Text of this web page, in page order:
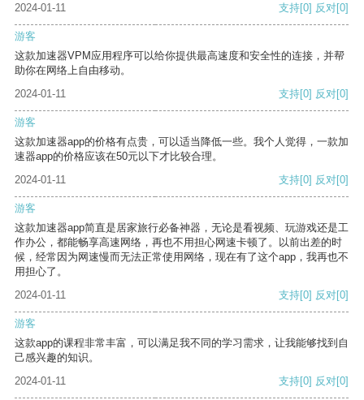
2024-01-11 支持[0] 反对[0]
游客
这款加速器VPM应用程序可以给你提供最高速度和安全性的连接，并帮
助你在网络上自由移动。
2024-01-11
支持[0] 反对[0]
游客
这款加速器app的价格有点贵，可以适当降低一些。我个人觉得，一款加
速器app的价格应该在50元以下才比较合理。
2024-01-11
支持[0] 反对[0]
游客
这款加速器app简直是居家旅行必备神器，无论是看视频、玩游戏还是工
作办公，都能畅享高速网络，再也不用担心网速卡顿了。以前出差的时
候，经常因为网速慢而无法正常使用网络，现在有了这个app，我再也不
用担心了。
2024-01-11
支持[0] 反对[0]
游客
这款app的课程非常丰富，可以满足我不同的学习需求，让我能够找到自
己感兴趣的知识。
2024-01-11
支持[0] 反对[0]